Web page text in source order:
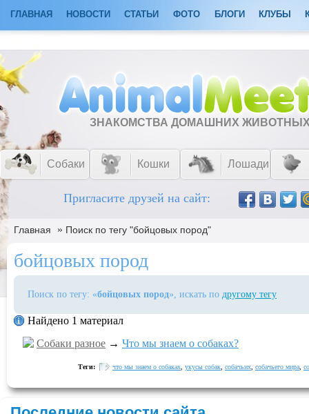
ГЛАВНАЯ НОВОСТИ СТАТЬИ ФОТО БЛОГИ КЛУБЫ
ЗНАКОМСТВА ДОМАШНИХ
Собаки Кошки Лошади
Пригласите друзей на сайт:
Главная » Поиск по тегу "бойцовых пород"
бойцовых пород
Поиск по тегу: «бойцовых пород», искать по другому тегу
Найдено 1 материал
Собаки разное → Что мы знаем о собаках?
Теги: что мы знаем о собаках укусы собак собачьих собачьего мира